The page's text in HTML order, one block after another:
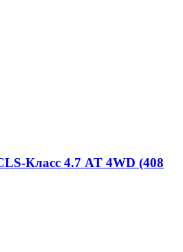
Класс 4.7 AT 4WD (408